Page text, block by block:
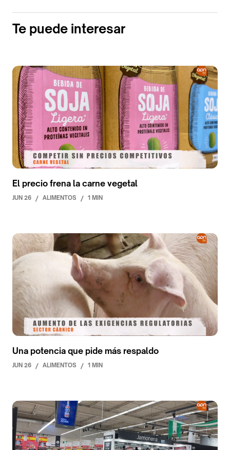
Te puede interesar
El precio frena la carne vegetal
JUN 26 / ALIMENTOS / 1 MIN
Una potencia que pide más respaldo
JUN 26 / ALIMENTOS / 1 MIN